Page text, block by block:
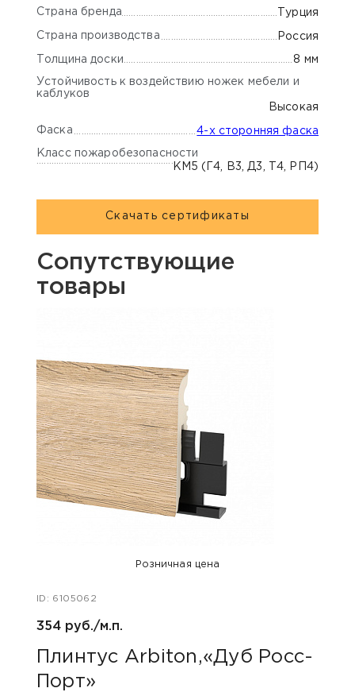
Страна бренда Турция
Страна производства Россия
Толщина доски 8 мм
Устойчивость к воздействию ножек мебели и
каблуков
Высокая
Фаска 4-х сторонняя фаска
Класс пожаробезопасности
КМ5 (Г4, В3, Д3, Т4, РП4)
Скачать сертификаты
Сопутствующие
товары
Розничная цена
ID: 6105062
354 руб./м.п.
Плинтус Arbiton,«Дуб Росс-
Порт»